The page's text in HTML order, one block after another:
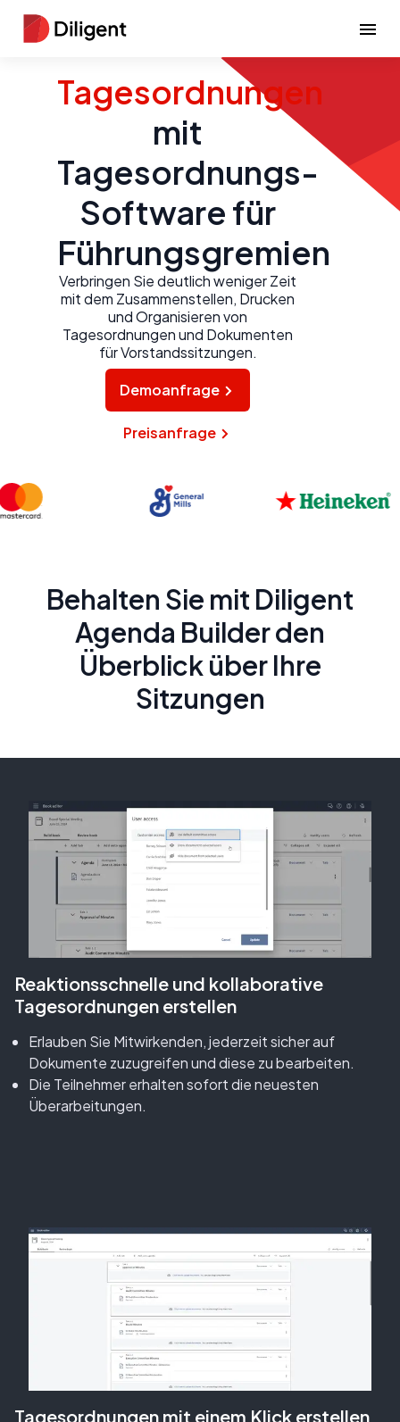
Tagesordnungen
mit
Tagesordnungs-
Software für
Führungsgremien
Verbringen Sie deutlich weniger Zeit
mit dem Zusammenstellen, Drucken
und Organisieren von
Tagesordnungen und Dokumenten
für Vorstandssitzungen.
Demoanfrage
Preisanfrage
Behalten Sie mit Diligent
Agenda Builder den
Überblick über Ihre
Sitzungen
Reaktionsschnelle und kollaborative
Tagesordnungen erstellen
Erlauben Sie Mitwirkenden, jederzeit sicher auf
Dokumente zuzugreifen und diese zu bearbeiten.
Die Teilnehmer erhalten sofort die neuesten
Überarbeitungen.
Tagesordnungen mit einem Klick erstellen